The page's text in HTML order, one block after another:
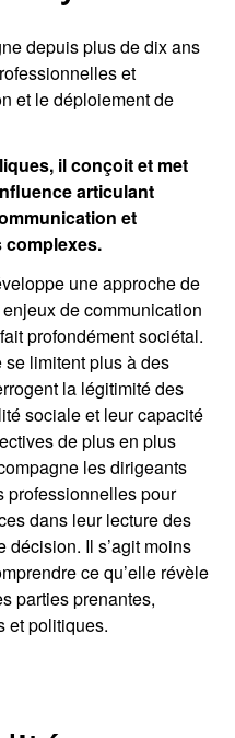
depuis plus de dix ans
et
et le déploiement de
il conçoit et met
articulant
et
complexes.
une approche de
de communication
profondément sociétal.
limitent plus à des
la légitimité des
sociale et leur capacité
de plus en plus
les dirigeants
professionnelles pour
dans leur lecture des
décision. Il s’agit moins
ce qu’elle révèle
parties prenantes,
et politiques.